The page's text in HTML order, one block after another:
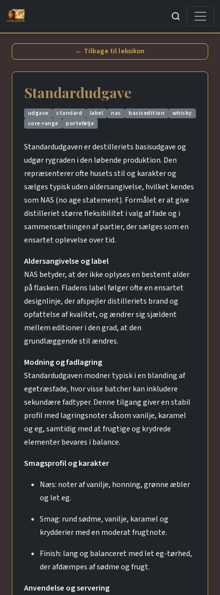
Søg
← Tilbage til leksikon
Standardudgave
udgave standard label nas basisedition
whisky
core-range
portefølje
Standardudgaven er destilleriets basisudgave og
udgør rygraden i den løbende produktion. Den
repræsenterer ofte husets stil og karakter og
sælges typisk uden aldersangivelse, hvilket kendes
som NAS (no age statement). Formålet er at give
distilleriet større fleksibilitet i valg af fade og i
sammensætningen af partier, der sælges som en
ensartet oplevelse over tid.
Aldersangivelse og label
NAS betyder, at der ikke oplyses en bestemt alder
på flasken. Fladens label følger ofte en ensartet
designlinje, der afspejler distilleriets brand og
opfattelse af kvalitet, og ændrer sig sjældent
mellem editioner i den grad, at den
grundlæggende stil ændres.
Modning og fadlagring
Standardudgaven modner typisk i en blanding af
egetræsfade, hvor visse batcher kan inkludere
sekundære fadtyper. Denne tilgang giver en stabil
profil med lagringsnoter såsom vanilje, karamel
og eg, samtidig med at frugtige og krydrede
elementer bevares i balance.
Smagsprofil og karakter
Næs: noter af vanilje, honning, grønne æbler
og let eg.
Smag: rund sødme, vanilje, karamel og
krydderier med en moderat frugtnote.
Finish: lang og balanceret med let eg-tørhed,
der afdæmpes af sødme og frugt.
Anvendelse og servering